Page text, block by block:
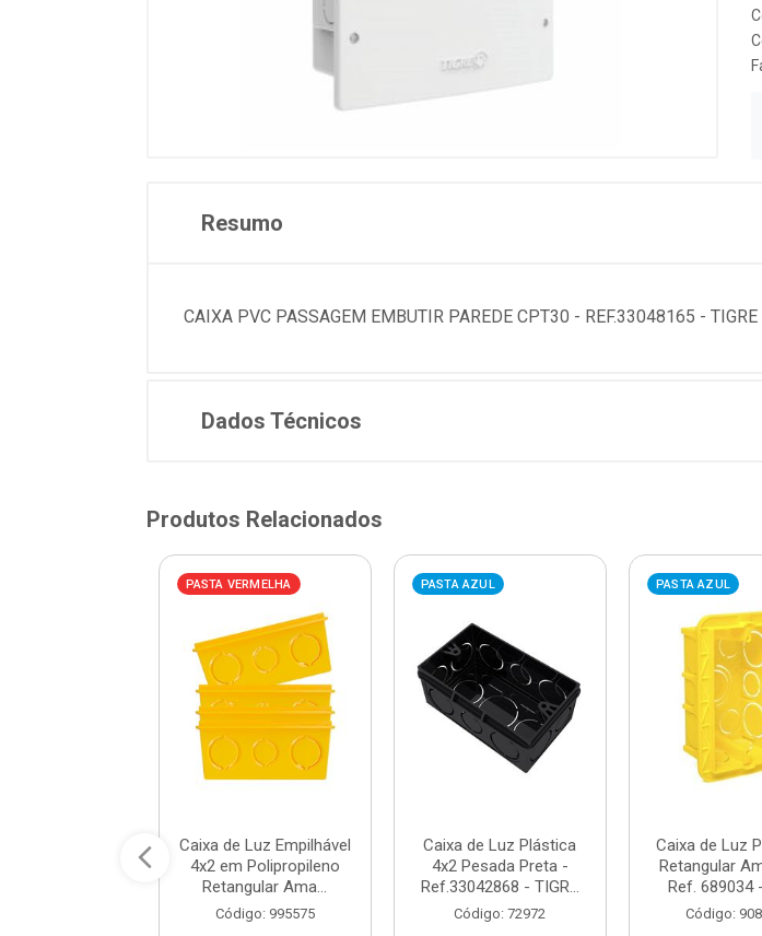
Resumo
CAIXA PVC PASSAGEM EMBUTIR PAREDE CPT30 - REF.33048165 - TIGRE
Dados Técnicos
Produtos Relacionados
PASTA VERMELHA
Caixa de Luz Empilhável
4x2 em Polipropileno
Retangular Ama...
Código: 995575
PASTA AZUL
Caixa de Luz Plástica
4x2 Pesada Preta -
Ref.33042868 - TIGR...
Código: 72972
PASTA AZUL
Caixa de Luz
Retangular
Ref. 689034
Código: